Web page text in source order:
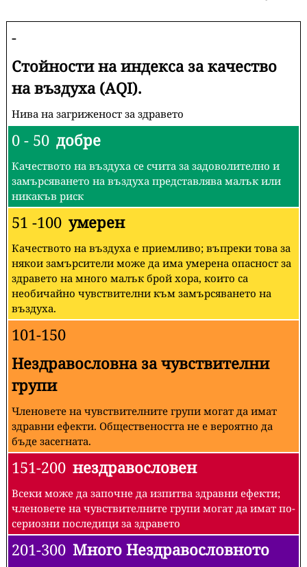
-
Стойности на индекса за качество
на въздуха (AQI).
Нива на загриженост за здравето
0 - 50 добре
Качеството на въздуха се счита за задоволително и
замърсяването на въздуха представлява малък или
никакъв риск
51 -100 умерен
Качеството на въздуха е приемливо; въпреки това за
някои замърсители може да има умерена опасност за
здравето на много малък брой хора, които са
необичайно чувствителни към замърсяването на
въздуха.
101-150
Нездравословна за чувствителни
групи
Членовете на чувствителните групи могат да имат
здравни ефекти. Обществеността не е вероятно да
бъде засегната.
151-200 нездравословен
Всеки може да започне да изпитва здравни ефекти;
членовете на чувствителните групи могат да имат по-
сериозни последици за здравето
201-300 Много Нездравословното